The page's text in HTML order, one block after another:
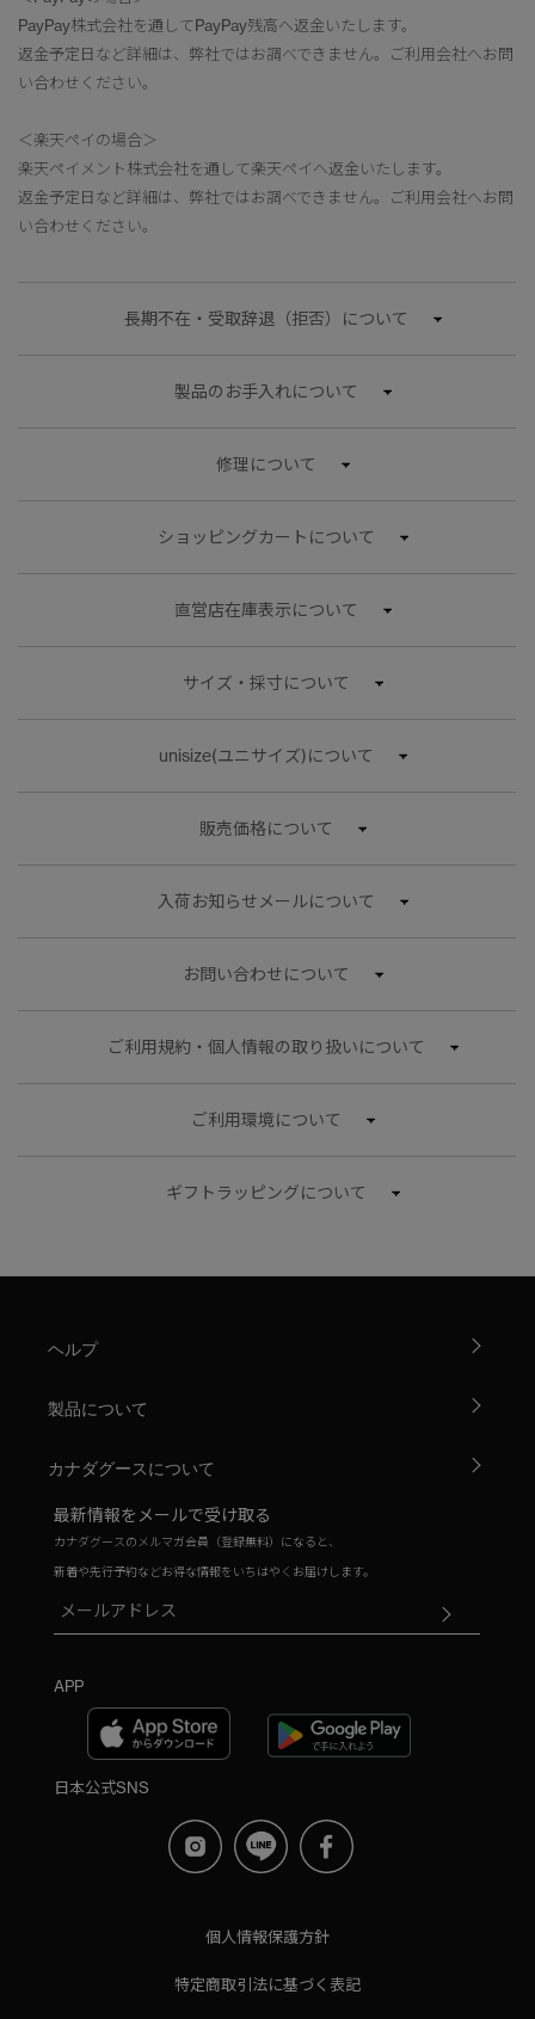
PayPay株式会社を通してPayPay残高へ返金いたします。
返金予定日など詳細は、弊社ではお調べできません。ご利用会社へお問
い合わせください。
＜楽天ペイの場合＞
楽天ペイメント株式会社を通して楽天ペイへ返金いたします。
返金予定日など詳細は、弊社ではお調べできません。ご利用会社へお問
い合わせください。
長期不在・受取辞退（拒否）について
製品のお手入れについて
修理について
ショッピングカートについて
直営店在庫表示について
サイズ・採寸について
unisize(ユニサイズ)について
販売価格について
入荷お知らせメールについて
お問い合わせについて
ご利用規約・個人情報の取り扱いについて
ご利用環境について
ギフトラッピングについて
ヘルプ
製品について
カナダグースについて
最新情報をメールで受け取る
カナダグースのメルマガ会員（登録無料）になると、
新着や先行予約などお得な情報をいちはやくお届けします。
APP
日本公式SNS
個人情報保護方針
特定商取引法に基づく表記